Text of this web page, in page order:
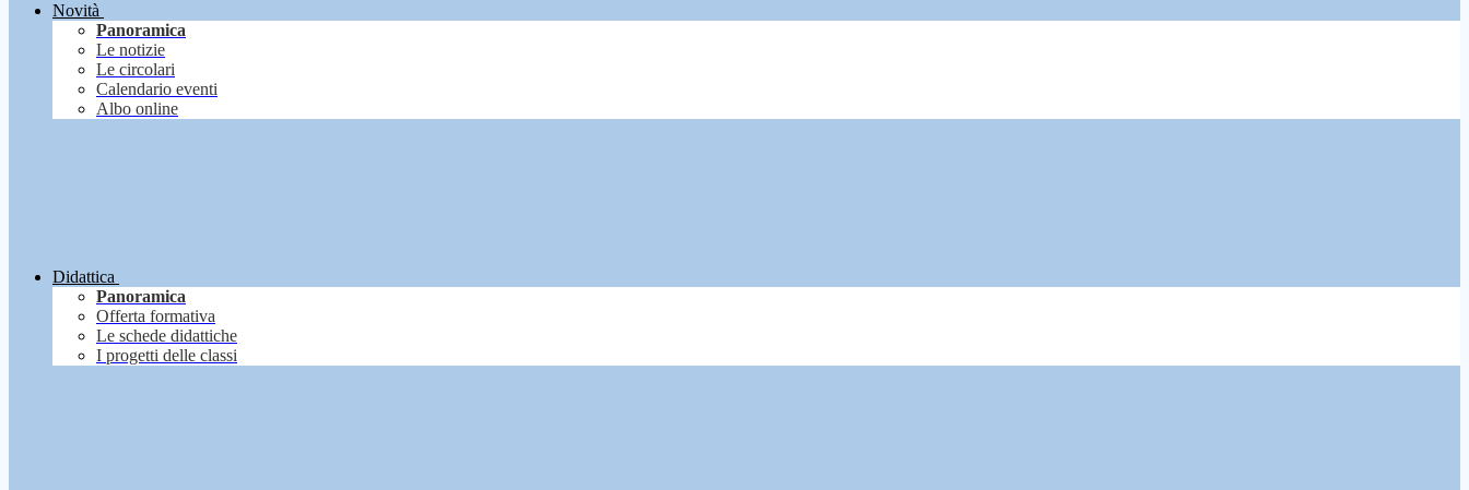
Novità
Panoramica
Le notizie
Le circolari
Calendario eventi
Albo online
Didattica
Panoramica
Offerta formativa
Le schede didattiche
I progetti delle classi